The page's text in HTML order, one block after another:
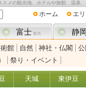
メの観光地、ホテルや旅館、温泉
エ
ホーム
富士 観光 静岡
館 自然 神社・仏閣
祭り・イベント
天城 東伊豆